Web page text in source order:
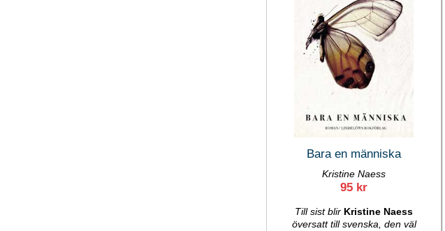
Bara en människa
Kristine Naess
95 kr
Till sist blir Kristine Naess
översatt till svenska, den väl